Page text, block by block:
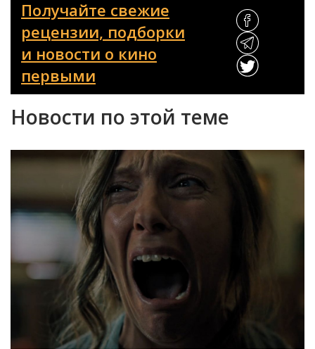
Получайте свежие
рецензии, подборки
и новости о кино
первыми
Новости по этой теме